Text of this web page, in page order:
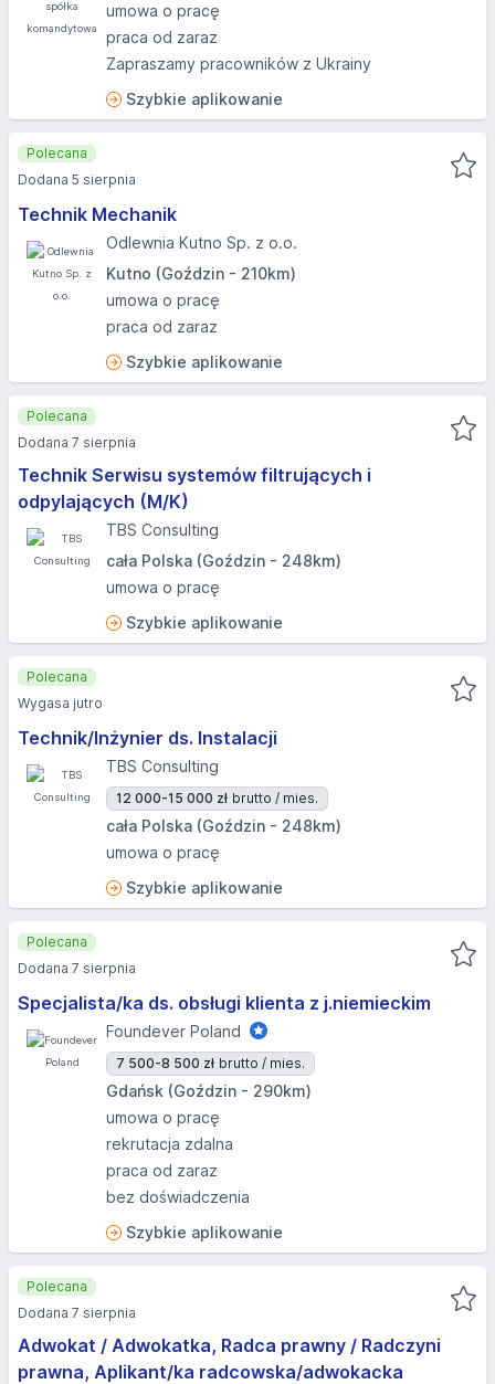
umowa o pracę
praca od zaraz
Zapraszamy pracowników z Ukrainy
Szybkie aplikowanie
Technik Mechanik
Odlewnia Kutno Sp. z o.o.
Kutno (Goździn - 210km)
umowa o pracę
praca od zaraz
Szybkie aplikowanie
Polecana
Dodana 5 sierpnia
Technik Serwisu systemów filtrujących i
odpylających (M/K)
TBS Consulting
cała Polska (Goździn - 248km)
umowa o pracę
Szybkie aplikowanie
Polecana
Dodana 7 sierpnia
Technik/Inżynier ds. Instalacji
TBS Consulting
12 000-15 000 zł brutto / mies.
cała Polska (Goździn - 248km)
umowa o pracę
Szybkie aplikowanie
Polecana
Wygasa jutro
Specjalista/ka ds. obsługi klienta z j.niemieckim
Foundever Poland
7 500-8 500 zł brutto / mies.
Gdańsk (Goździn - 290km)
umowa o pracę
rekrutacja zdalna
praca od zaraz
bez doświadczenia
Szybkie aplikowanie
Polecana
Dodana 7 sierpnia
Adwokat / Adwokatka, Radca prawny / Radczyni
prawna, Aplikant/ka radcowska/adwokacka
Polecana
Dodana 7 sierpnia